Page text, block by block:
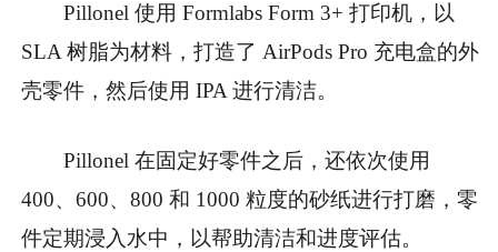
Pillonel 使用 Formlabs Form 3+ 打印机，以
SLA 树脂为材料，打造了 AirPods Pro 充电盒的外
壳零件，然后使用 IPA 进行清洁。
Pillonel 在固定好零件之后，还依次使用
400、600、800 和 1000 粒度的砂纸进行打磨，零
件定期浸入水中，以帮助清洁和进度评估。